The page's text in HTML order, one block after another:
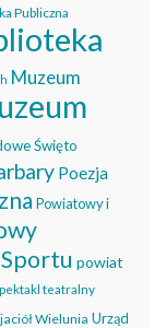
Publiczna
Muzeum
Święto
Poezja
Powiatowy i
powiat
teatralny
Wielunia Urząd